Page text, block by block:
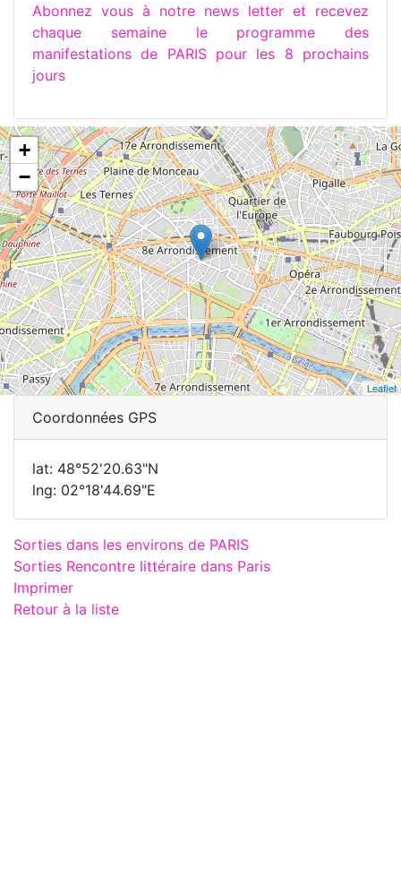
Abonnez vous à notre news letter et recevez
chaque semaine le programme des
manifestations de PARIS pour les 8 prochains
jours
+
−
Leaflet
Coordonnées GPS
lat: 48°52'20.63"N
lng: 02°18'44.69"E
Sorties dans les environs de PARIS
Sorties Rencontre littéraire dans Paris
Imprimer
Retour à la liste